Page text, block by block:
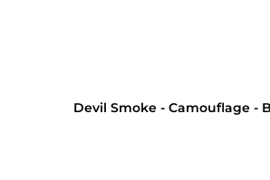
Devil Smoke - Camouflage -